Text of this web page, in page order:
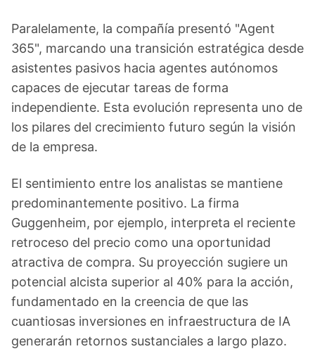
Paralelamente, la compañía presentó "Agent
365", marcando una transición estratégica desde
asistentes pasivos hacia agentes autónomos
capaces de ejecutar tareas de forma
independiente. Esta evolución representa uno de
los pilares del crecimiento futuro según la visión
de la empresa.
El sentimiento entre los analistas se mantiene
predominantemente positivo. La firma
Guggenheim, por ejemplo, interpreta el reciente
retroceso del precio como una oportunidad
atractiva de compra. Su proyección sugiere un
potencial alcista superior al 40% para la acción,
fundamentado en la creencia de que las
cuantiosas inversiones en infraestructura de IA
generarán retornos sustanciales a largo plazo.